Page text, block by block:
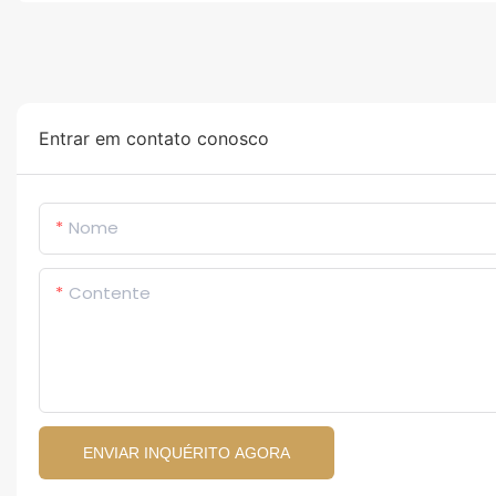
Entrar em contato conosco
Nome
Contente
ENVIAR INQUÉRITO AGORA